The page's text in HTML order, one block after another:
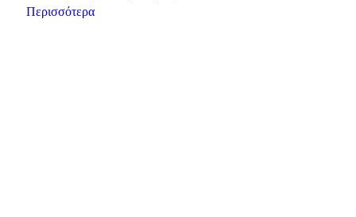
Περισσότερα